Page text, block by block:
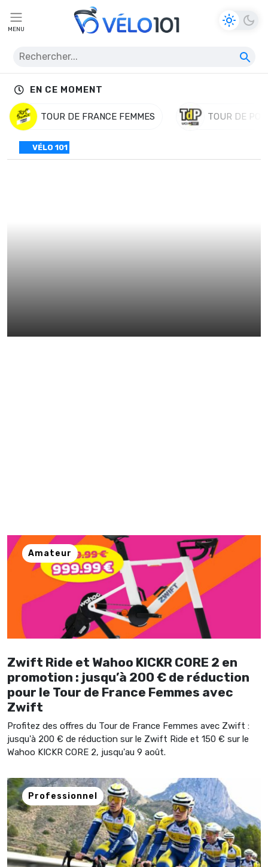
MENU
EN CE MOMENT
TOUR DE FRANCE FEMMES TOUR DE
VÉLO 101
Amateur
Zwift Ride et Wahoo KICKR CORE 2 en
promotion : jusqu’à 200 € de réduction
pour le Tour de France Femmes avec
Zwift
Profitez des offres du Tour de France Femmes avec Zwift :
jusqu'à 200 € de réduction sur le Zwift Ride et 150 € sur le
Wahoo KICKR CORE 2, jusqu'au 9 août.
Professionnel